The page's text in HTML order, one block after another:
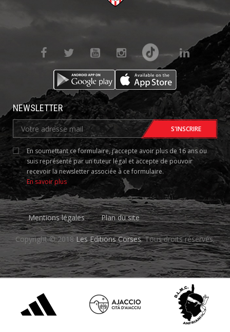
NEWSLETTER
En soumettant ce formulaire, j’accepte avoir plus de 16 ans ou
suis représenté par un tuteur légal et accepte de pouvoir
recevoir la newsletter associée à ce formulaire.
En savoir plus
Mentions légales Plan du site
Copyright © 2018 Les Editions Corses. Tous droits réservés.